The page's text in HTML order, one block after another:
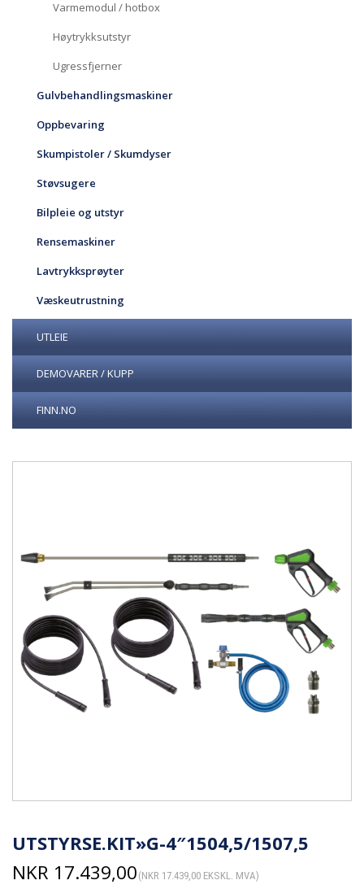
Varmemodul / hotbox
Høytrykksutstyr
Ugressfjerner
Gulvbehandlingsmaskiner
Oppbevaring
Skumpistoler / Skumdyser
Støvsugere
Bilpleie og utstyr
Rensemaskiner
Lavtrykksprøyter
Væskeutrustning
UTLEIE
DEMOVARER / KUPP
FINN.NO
UTSTYRSE.KIT»G-4″1504,5/1507,5
NKR 17.439,00 (NKR 17.439,00 EKSKL. MVA)